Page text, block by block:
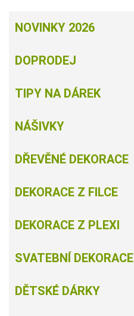
NOVINKY 2026
DOPRODEJ
TIPY NA DÁREK
NÁŠIVKY
DŘEVĚNÉ DEKORACE
DEKORACE Z FILCE
DEKORACE Z PLEXI
SVATEBNÍ DEKORACE
DĚTSKÉ DÁRKY